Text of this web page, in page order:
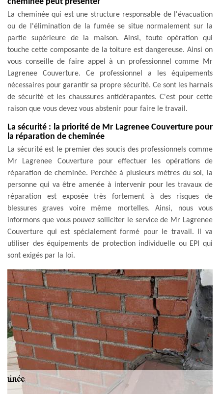
La cheminée qui est une structure responsable de l'évacuation
ou de l'élimination de la fumée se situe normalement sur la
partie supérieure de la maison. Ainsi, toute opération qui
touche cette composante de la toiture est dangereuse. Ainsi on
vous conseille de faire appel à un professionnel comme Mr
Lagrenee Couverture. Ce professionnel a les équipements
nécessaires pour garantir sa propre sécurité. Ce sont les harnais
de sécurité et les chaussures antidérapantes. C'est pour cette
raison que vous devez vous abstenir pour faire le travail.
La sécurité : la priorité de Mr Lagrenee Couverture pour
la réparation de cheminée
La sécurité est le premier des soucis des professionnels comme
Mr Lagrenee Couverture pour effectuer les opérations de
réparation de cheminée. Perchée à plusieurs mètres du sol, la
personne qui va être amenée à intervenir pour les travaux de
réparation est exposée très fortement à des risques de
blessures graves voire même mortelles. Ainsi, nous vous
informons que vous pouvez solliciter le service de Mr Lagrenee
Couverture qui est spécialement formé pour le travail. Il va
utiliser des équipements de protection individuelle ou EPI qui
sont exigés par la loi.